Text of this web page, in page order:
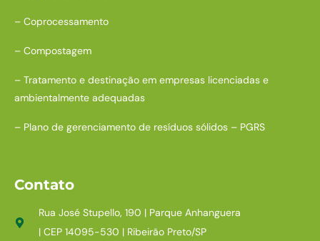
– Coprocessamento
– Compostagem
– Tratamento e destinação em empresas licenciadas e
ambientalmente adequadas
– Plano de gerenciamento de resíduos sólidos – PGRS
Contato
Rua José Stupello, 190 | Parque Anhanguera
| CEP 14095-530 | Ribeirão Preto/SP​